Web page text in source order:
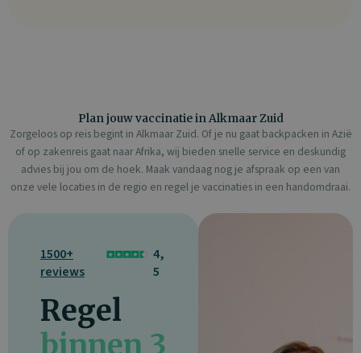
Plan jouw vaccinatie in Alkmaar Zuid
Zorgeloos op reis begint in Alkmaar Zuid. Of je nu gaat backpacken in Azië
of op zakenreis gaat naar Afrika, wij bieden snelle service en deskundig
advies bij jou om de hoek. Maak vandaag nog je afspraak op een van
onze vele locaties in de regio en regel je vaccinaties in een handomdraai.
1500+
reviews
4,
5
Regel
binnen 3